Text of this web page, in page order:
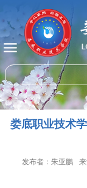
娄底职业技术
发布者：朱亚鹏